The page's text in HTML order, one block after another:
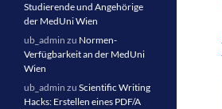
Studierende und Angehörige
der MedUni Wien
ub_admin zu Normen-
Verfügbarkeit an der MedUni
Wien
ub_admin zu Scientific Writing
Hacks: Erstellen eines PDF/A